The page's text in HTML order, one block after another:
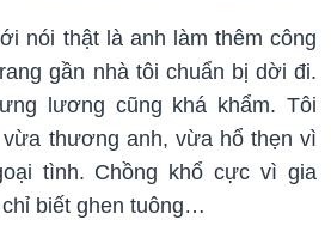
nói thật là anh làm thêm công
gần nhà tôi chuẩn bị dời đi.
lương cũng khá khẩm. Tôi
thương anh, vừa hổ thẹn vì
tình. Chồng khổ cực vì gia
biết ghen tuông…